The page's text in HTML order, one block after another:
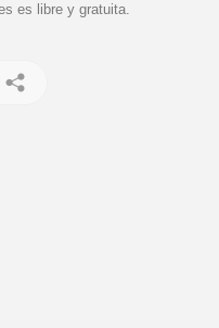
es libre y gratuita.